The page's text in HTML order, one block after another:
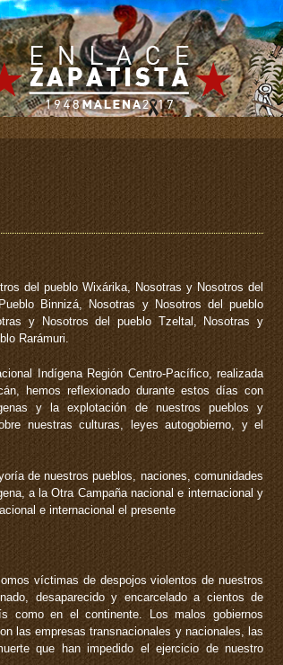
del pueblo Wixárika, Nosotras y Nosotros del
Binnizá, Nosotras y Nosotros del pueblo
y Nosotros del pueblo Tzeltal, Nosotras y
Rarámuri.
Indígena Región Centro-Pacífico, realizada
hemos reflexionado durante estos días con
y la explotación de nuestros pueblos y
nuestras culturas, leyes autogobierno, y el
de nuestros pueblos, naciones, comunidades
a la Otra Campaña nacional e internacional y
e internacional el presente
víctimas de despojos violentos de nuestros
desaparecido y encarcelado a cientos de
como en el continente. Los malos gobiernos
las empresas transnacionales y nacionales, las
que han impedido el ejercicio de nuestro